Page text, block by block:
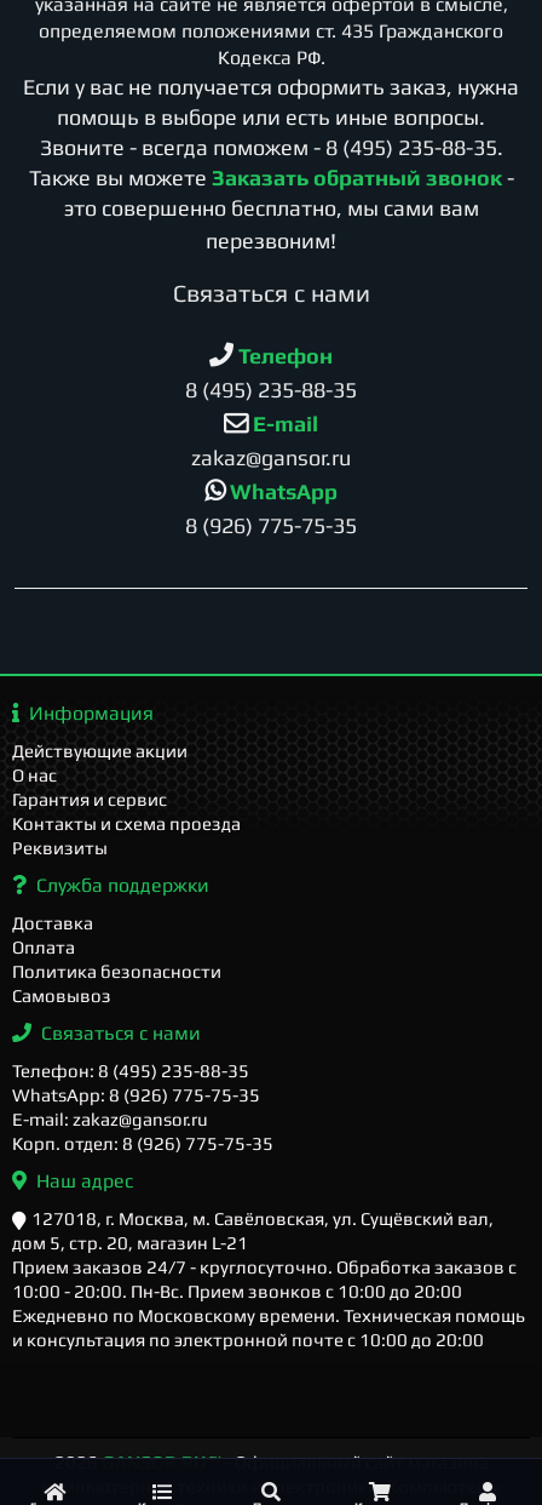
определяемом положениями ст. 435 Гражданского
Кодекса РФ.
Если у вас не получается оформить заказ, нужна
помощь в выборе или есть иные вопросы.
Звоните - всегда поможем - 8 (495) 235-88-35.
Также вы можете Заказать обратный звонок -
это совершенно бесплатно, мы сами вам
перезвоним!
Cвязаться с нами
Телефон
8 (495) 235-88-35
E-mail
zakaz@gansor.ru
WhatsApp
8 (926) 775-75-35
Информация
Действующие акции
О нас
Гарантия и сервис
Контакты и схема проезда
Реквизиты
Служба поддержки
Доставка
Оплата
Политика безопасности
Самовывоз
Связаться с нами
Телефон: 8 (495) 235-88-35
WhatsApp: 8 (926) 775-75-35
E-mail: zakaz@gansor.ru
Корп. отдел: 8 (926) 775-75-35
Наш адрес
127018, г. Москва, м. Савёловская, ул. Сущёвский вал,
дом 5, стр. 20, магазин L-21
Прием заказов 24/7 - круглосуточно. Обработка заказов с
10:00 - 20:00. Пн-Вс. Прием звонков с 10:00 до 20:00
Ежедневно по Московскому времени. Техническая помощь
и консультация по электронной почте с 10:00 до 20:00
2026GANSOR.RU ™- Официальный сайт магазина
компьютерной техники и электроники. Компьютеры